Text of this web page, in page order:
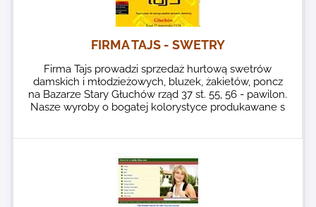
FIRMA TAJS - SWETRY
Firma Tajs prowadzi sprzedaż hurtową swetrów
damskich i młodzieżowych, bluzek, żakietów, poncz
na Bazarze Stary Głuchów rząd 37 st. 55, 56 - pawilon.
Nasze wyroby o bogatej kolorystyce produkawane s